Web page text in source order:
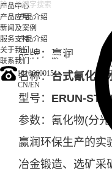
产品中心
产品应用
新闻及案例
服务支持
关于我们
联系我们
18166600151
CN/EN
产品介绍
产品介绍
品牌：赢润
名称：台式氰化物
型号： ERUN-
参数：氰化物(分光
赢润环保生产的实
冶金锻造、选矿采